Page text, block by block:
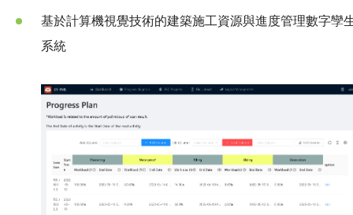
基於計算機視覺技術的建築施工資源與進度管理數字孿
系統